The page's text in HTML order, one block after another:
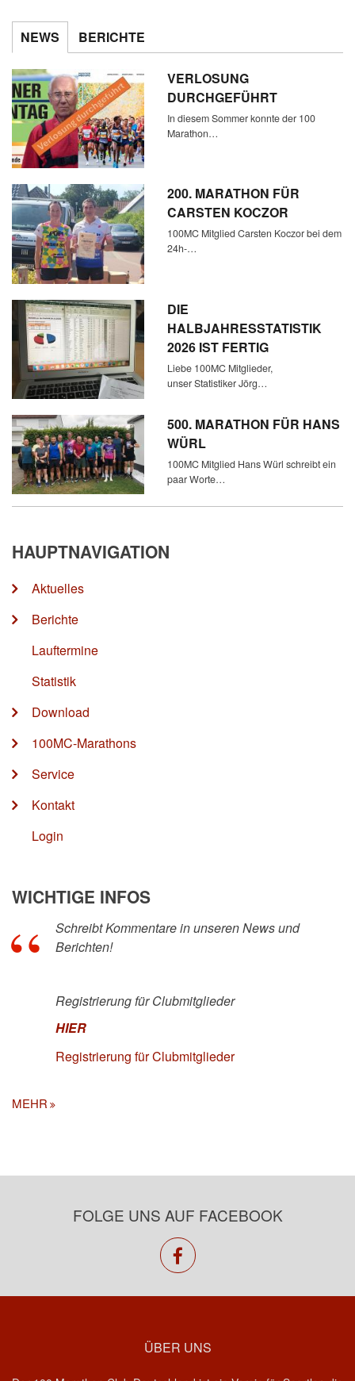
NEWS BERICHTE
VERLOSUNG
DURCHGEFÜHRT
In diesem Sommer konnte der 100
Marathon…
200. MARATHON FÜR
CARSTEN KOCZOR
100MC Mitglied Carsten Koczor bei dem
24h-…
DIE
HALBJAHRESSTATISTIK
2026 IST FERTIG
Liebe 100MC Mitglieder,
unser Statistiker Jörg…
500. MARATHON FÜR HANS
WÜRL
100MC Mitglied Hans Würl schreibt ein
paar Worte…
HAUPTNAVIGATION
Aktuelles
Berichte
Lauftermine
Statistik
Download
100MC-Marathons
Service
Kontakt
Login
WICHTIGE INFOS
Schreibt Kommentare in unseren News und
Berichten!
Registrierung für Clubmitglieder
HIER
Registrierung für Clubmitglieder
MEHR
FOLGE UNS AUF FACEBOOK
facebook
ÜBER UNS